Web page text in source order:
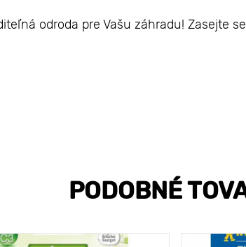
odroda pre Vašu záhradu! Zasejte
PODOBNÉ